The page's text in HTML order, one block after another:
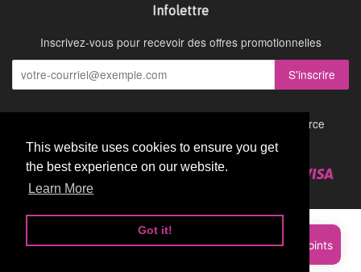
This website uses cookies to ensure you get
the best experience on our website.
Learn More
Got it!
This website uses cookies to ensure you get
the best experience on our website.
Learn More
Got it!
Infolettre
Inscrivez-vous pour recevoir des offres promotionnelles
Commerce
électronique propulsé par Shopify
American
Express
Diners
Club
DiscoverMaster
Shopify
Sign up and earn Points